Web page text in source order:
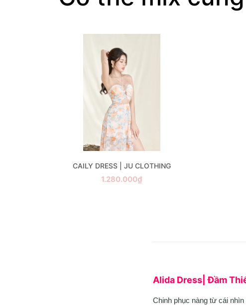
CAILY DRESS | JU CLOTHING
1.280.000₫
Alida Dress| Đầm
Chinh phục nàng từ cái nhìn